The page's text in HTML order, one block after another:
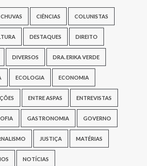
CHUVAS CIÊNCIAS COLUNISTAS
DESTAQUES DIREITO
DIVERSOS DRA. ERIKA VERDE
ECOLOGIA ECONOMIA
ENTRE ASPAS ENTREVISTAS
GASTRONOMIA GOVERNO
JUSTIÇA MATÉRIAS
NOTÍCIAS